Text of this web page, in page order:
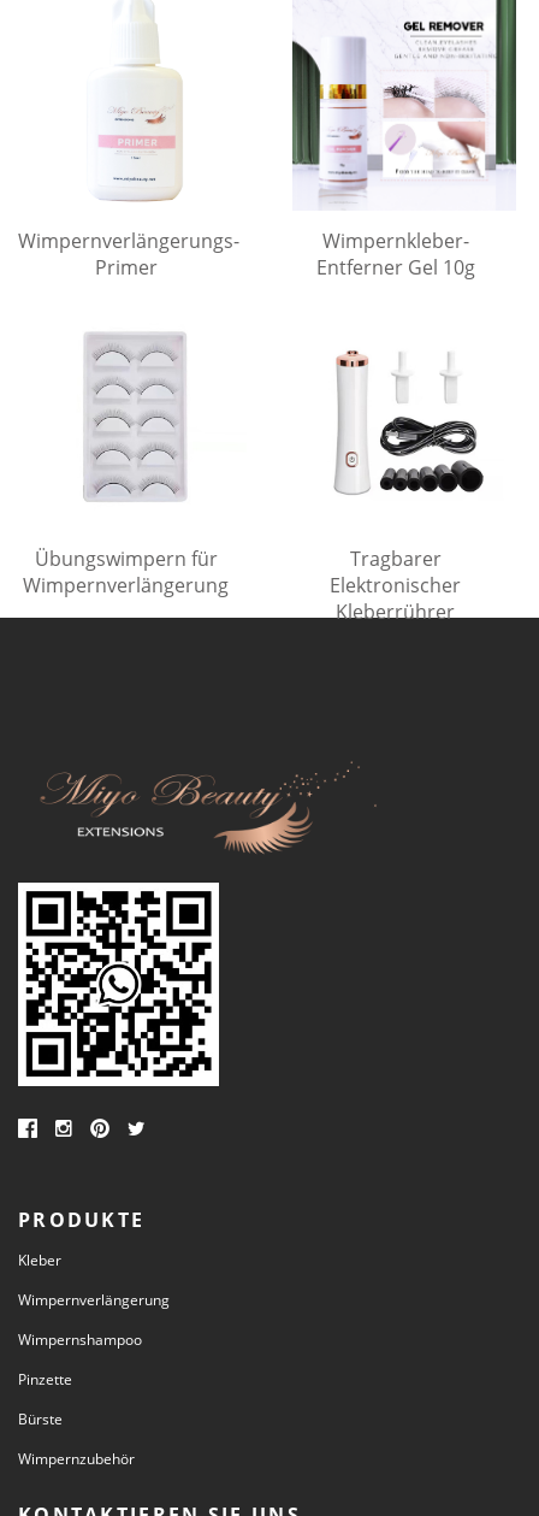
Wimpernverlängerungs-
Primer
Wimpernkleber-
Entferner Gel 10g
Übungswimpern für
Wimpernverlängerung
Tragbarer
Elektronischer
Kleberrührer
PRODUKTE
Kleber
Wimpernverlängerung
Wimpernshampoo
Pinzette
Bürste
Wimpernzubehör